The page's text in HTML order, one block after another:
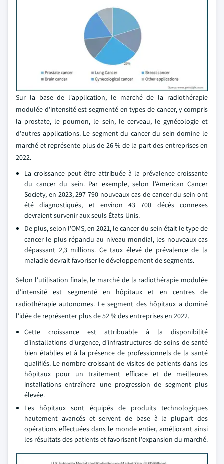
Sur la base de l'application, le marché de la radiothérapie
modulée d'intensité est segmenté en types de cancer, y compris
la prostate, le poumon, le sein, le cerveau, le gynécologie et
d'autres applications. Le segment du cancer du sein domine le
marché et représente plus de 26 % de la part des entreprises en
2022.
La croissance peut être attribuée à la prévalence croissante
du cancer du sein. Par exemple, selon l'American Cancer
Society, en 2023, 297 790 nouveaux cas de cancer du sein ont
été diagnostiqués, et environ 43 700 décès connexes
devraient survenir aux seuls États-Unis.
De plus, selon l'OMS, en 2021, le cancer du sein était le type de
cancer le plus répandu au niveau mondial, les nouveaux cas
dépassant 2,3 millions. Ce taux élevé de prévalence de la
maladie devrait favoriser le développement de segments.
Selon l'utilisation finale, le marché de la radiothérapie modulée
d'intensité est segmenté en hôpitaux et en centres de
radiothérapie autonomes. Le segment des hôpitaux a dominé
l'idée de représenter plus de 52 % des entreprises en 2022.
Cette croissance est attribuable à la disponibilité
d'installations d'urgence, d'infrastructures de soins de santé
bien établies et à la présence de professionnels de la santé
qualifiés. Le nombre croissant de visites de patients dans les
hôpitaux pour un traitement efficace et de meilleures
installations entraînera une progression de segment plus
élevée.
Les hôpitaux sont équipés de produits technologiques
hautement avancés et servent de base à la plupart des
opérations effectuées dans le monde entier, améliorant ainsi
les résultats des patients et favorisant l'expansion du marché.